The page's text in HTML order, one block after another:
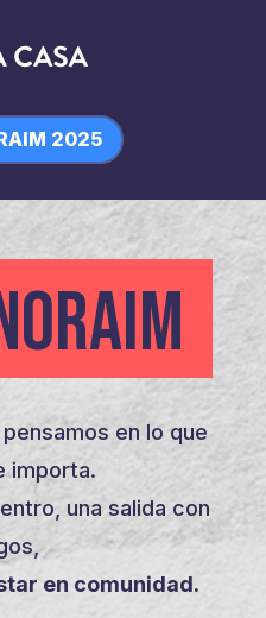
2025
en lo que
importa.
una salida con
en comunidad.